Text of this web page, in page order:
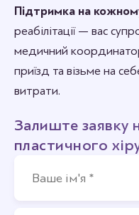
Підтримка на
реабілітації — вас
медичний
приїзд та візьме на
витрати.
Залиште заявку
пластичного